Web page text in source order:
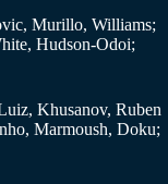
Murillo, Williams;
Hudson-Odoi;
Khusanov, Ruben
Marmoush, Doku;